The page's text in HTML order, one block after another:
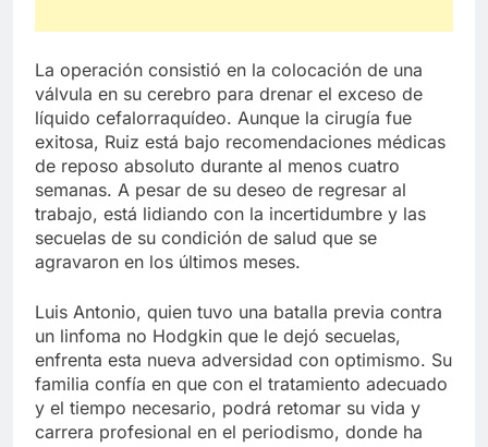
La operación consistió en la colocación de una
válvula en su cerebro para drenar el exceso de
líquido cefalorraquídeo. Aunque la cirugía fue
exitosa, Ruiz está bajo recomendaciones médicas
de reposo absoluto durante al menos cuatro
semanas. A pesar de su deseo de regresar al
trabajo, está lidiando con la incertidumbre y las
secuelas de su condición de salud que se
agravaron en los últimos meses.
Luis Antonio, quien tuvo una batalla previa contra
un linfoma no Hodgkin que le dejó secuelas,
enfrenta esta nueva adversidad con optimismo. Su
familia confía en que con el tratamiento adecuado
y el tiempo necesario, podrá retomar su vida y
carrera profesional en el periodismo, donde ha